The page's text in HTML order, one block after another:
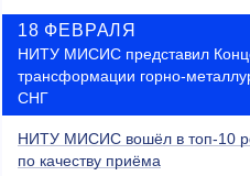
18 ФЕВРАЛЯ
НИТУ МИСИС представил
трансформации горно-
СНГ
НИТУ МИСИС вошёл в топ-10
по качеству приёма